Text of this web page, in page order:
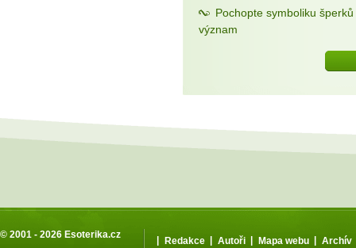
Pochopte symboliku
význam
© 2001 - 2026 Esoterika.cz
Redakce Autoři Mapa webu Archív